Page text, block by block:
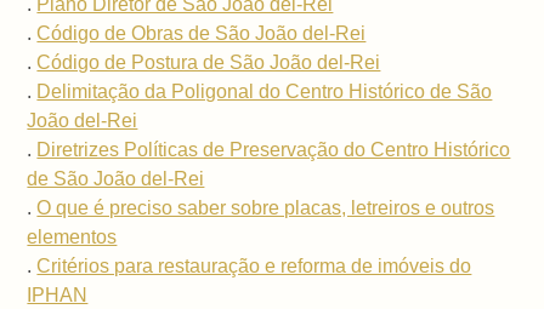
. Plano Diretor de São João del-Rei
.Código de Obras de São João del-Rei
.Código de Postura de São João del-Rei
. Delimitação da Poligonal do Centro Histórico de São
João del-Rei
. Diretrizes Políticas de Preservação do Centro Histórico
de São João del-Rei
.O que é preciso saber sobre placas, letreiros e outros
elementos
.Critérios para restauração e reforma de imóveis do
IPHAN